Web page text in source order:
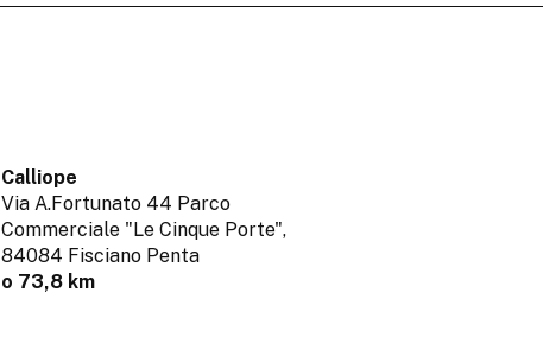
Calliope
Via A.Fortunato 44 Parco
Commerciale "Le Cinque Porte",
84084 Fisciano Penta
o 73,8 km